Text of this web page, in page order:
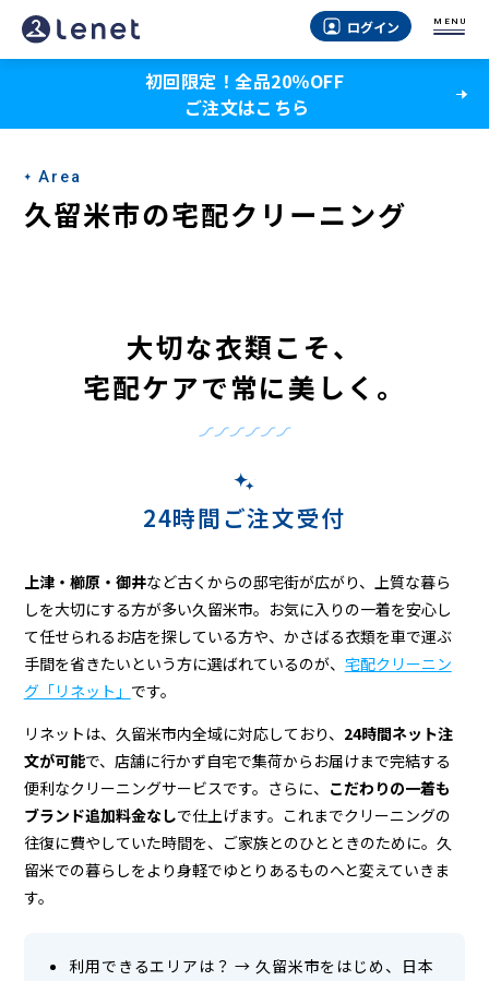
久
留
市
の
宅
ログイン MENU
初回限定！全品20％OFF
ご注文はこちら
Area
久留米市の宅配クリーニング
大切な衣類こそ、
宅配ケアで常に美しく。
24時間ご注文受付
上津・櫛原・御井など古くからの邸宅街が広がり、上質な暮ら
しを大切にする方が多い久留米市。お気に入りの一着を安心し
て任せられるお店を探している方や、かさばる衣類を車で運ぶ
手間を省きたいという方に選ばれているのが、 宅配クリーニン
グ「リネット」 です。
リネットは、久留米市内全域に対応しており、 24時間ネット注
文が可能で、店舗に行かず自宅で集荷からお届けまで完結する
便利なクリーニングサービスです。さらに、 こだわりの一着も
ブランド追加料金なしで仕上げます。これまでクリーニングの
往復に費やしていた時間を、ご家族とのひとときのために。久
留米での暮らしをより身軽でゆとりあるものへと変えていきま
す。
利用できるエリアは？ →久留米市をはじめ、日本